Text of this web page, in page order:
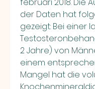
februari 2018. Die
der Daten hat
gezeigt: Bei einer
2 Jahre) von
einem
Mangel hat die